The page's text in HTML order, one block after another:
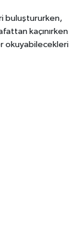
buluştururken,
kaçınırken
okuyabilecekleri